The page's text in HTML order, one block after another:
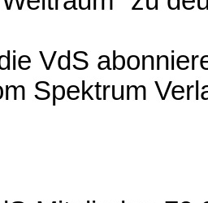
VdS
Spektrum